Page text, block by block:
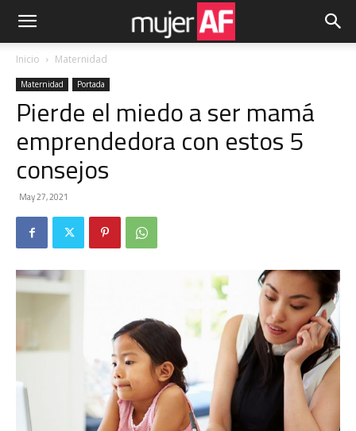
Inicio Maternidad
Maternidad Portada
Pierde el miedo a ser mamá
emprendedora con estos 5
consejos
May 27, 2021